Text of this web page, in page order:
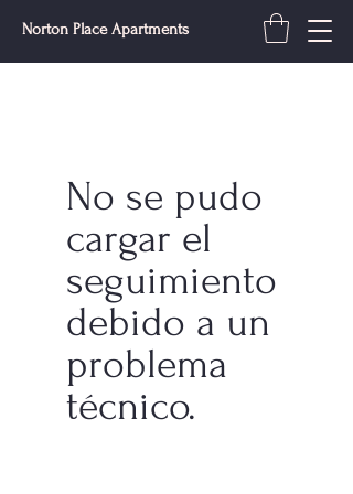
Norton Place Apartments
No se pudo
cargar el
seguimiento
debido a un
problema
técnico.